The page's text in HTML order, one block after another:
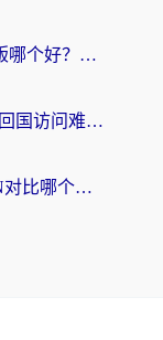
海外党必看：斧牛和快帆TV版哪个好？3分钟选对回国加速器，无缝刷B站、追热剧
海外党必看：yy vpn真能解决回国访问难题？附云极initap测评+免费方案对比
穿梭VPN好用吗？和快滚VPN对比哪个回国效果更好？海外党选回国加速器必看指南